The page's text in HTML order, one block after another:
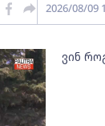
2026/08/09
ვინ